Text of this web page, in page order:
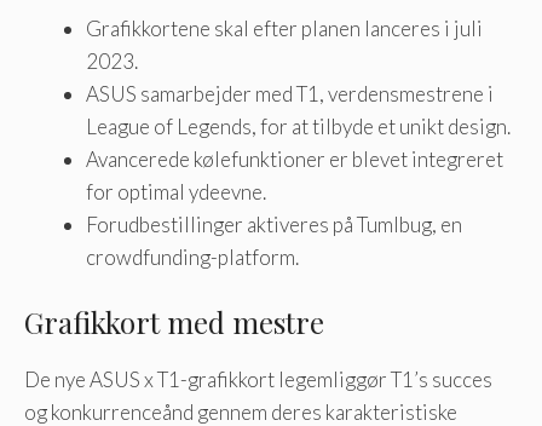
Grafikkortene skal efter planen lanceres i juli
2023.
ASUS samarbejder med T1, verdensmestrene i
League of Legends, for at tilbyde et unikt design.
Avancerede kølefunktioner er blevet integreret
for optimal ydeevne.
Forudbestillinger aktiveres på Tumlbug, en
crowdfunding-platform.
Grafikkort med mestre
De nye ASUS x T1-grafikkort legemliggør T1’s succes
og konkurrenceånd gennem deres karakteristiske